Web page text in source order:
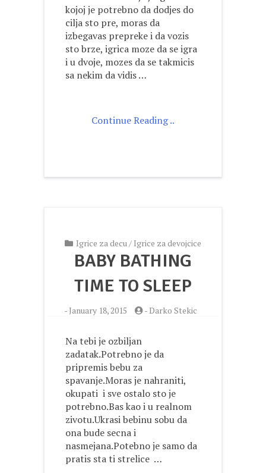
kojoj je potrebno da dodjes do
cilja sto pre, moras da
izbegavas prepreke i da vozis
sto brze, igrica moze da se igra
i u dvoje, mozes da se takmicis
sa nekim da vidis …
Continue Reading ..
Igrice za decu/ Igrice za devojcice
BABY BATHING
TIME TO SLEEP
- January 18, 2015 -Darko Stekic
Na tebi je ozbiljan
zadatak.Potrebno je da
pripremis bebu za
spavanje.Moras je nahraniti,
okupati i sve ostalo sto je
potrebno.Bas kao i u realnom
zivotu.Ukrasi bebinu sobu da
ona bude secna i
nasmejana.Potebno je samo da
pratis sta ti strelice …